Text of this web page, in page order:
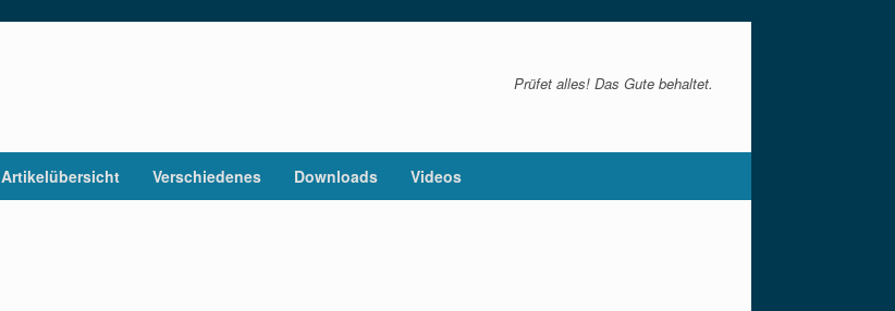
Prüfet alles! Das Gute behaltet.
Artikelübersicht Verschiedenes Downloads Videos